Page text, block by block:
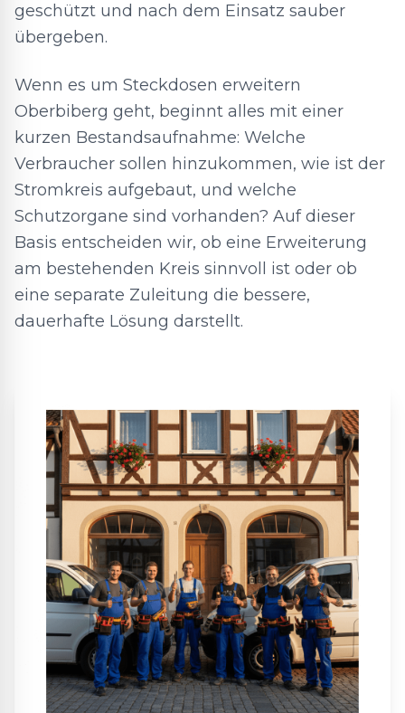
geschützt und nach dem Einsatz sauber
übergeben.
Wenn es um Steckdosen erweitern
Oberbiberg geht, beginnt alles mit einer
kurzen Bestandsaufnahme: Welche
Verbraucher sollen hinzukommen, wie ist der
Stromkreis aufgebaut, und welche
Schutzorgane sind vorhanden? Auf dieser
Basis entscheiden wir, ob eine Erweiterung
am bestehenden Kreis sinnvoll ist oder ob
eine separate Zuleitung die bessere,
dauerhafte Lösung darstellt.